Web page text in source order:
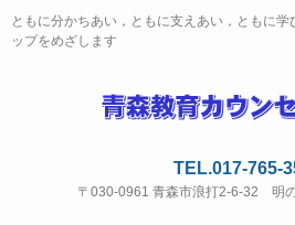
ともに分かちあい，ともに支えあい，ともに
ップをめざします
TEL.017-765-
〒030-0961 青森市浪打2-6-32 明